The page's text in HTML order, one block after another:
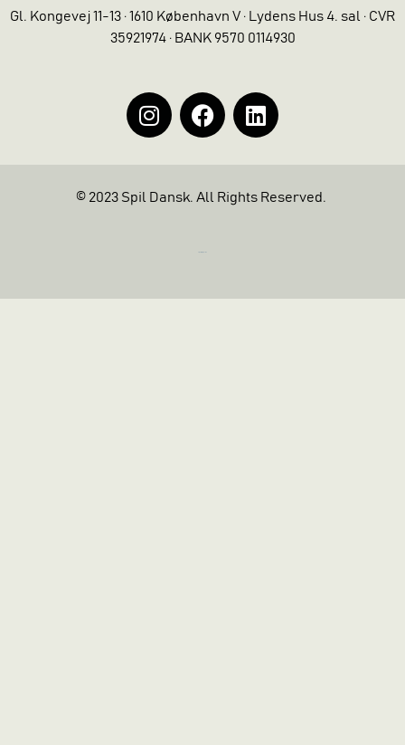
Gl. Kongevej 11-13 · 1610 København V · Lydens Hus 4. sal · CVR
35921974 · BANK 9570 0114930
© 2023 Spil Dansk. All Rights Reserved.